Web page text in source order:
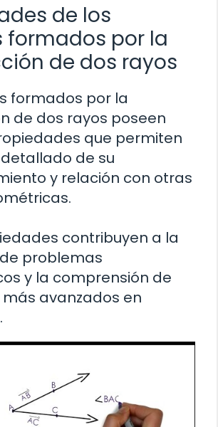
de los
formados por la
de dos rayos
formados por la
de dos rayos poseen
que permiten
de su
y relación con otras
contribuyen a la
problemas
y la comprensión de
avanzados en